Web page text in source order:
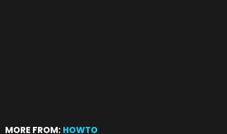
MORE FROM: HOWTO